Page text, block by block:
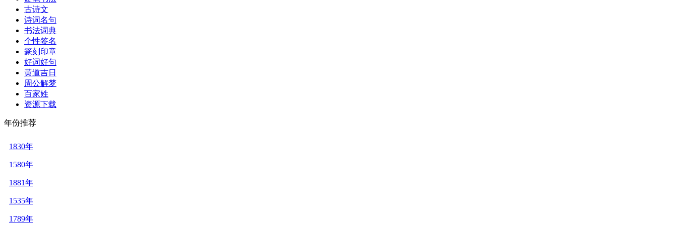
古诗文
诗词名句
书法词典
个性签名
篆刻印章
好词好句
黄道吉日
周公解梦
百家姓
资源下载
年份推荐
1830年
1580年
1881年
1535年
1789年